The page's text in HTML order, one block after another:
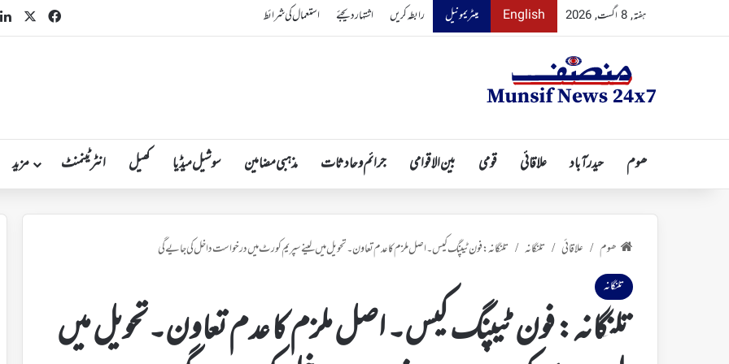
ہفتہ, 8 اگست, 2026 English میٹریمونیل رابطہ کریں اشتہار دیجئے استعمال کی شرائط Facebook
ھوم حیدرآباد علاقائی قومی بین الاقوامی جرائم و حادثات مذہبی مضامین سوشیل میڈیا کھیل انٹرٹینمنٹ مزید
ھوم / علاقائی / تلنگانہ / تلنگانہ: فون ٹیپنگ کیس۔ اصل ملزم کا عدم تعاون۔تحویل میں لینے سپریم کورٹ میں درخواست داخل کی جایے گی
تلنگانہ
تلنگانہ: فون ٹیپنگ کیس۔ اصل ملزم کا عدم تعاون۔تحویل میں